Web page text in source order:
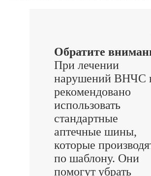
Обратите
При лечении
нарушений ВНЧС
рекомендовано
использовать
стандартные
аптечные шины,
которые
по шаблону. Они
помогут убрать